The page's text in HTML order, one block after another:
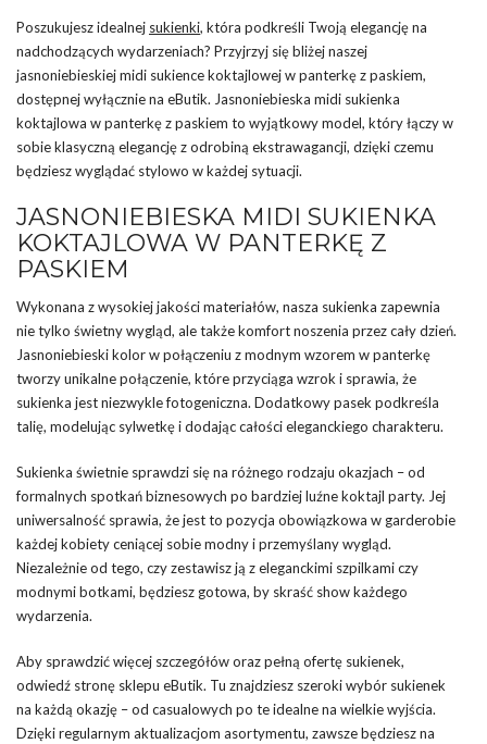
Poszukujesz idealnej sukienki, która podkreśli Twoją elegancję na
nadchodzących wydarzeniach? Przyjrzyj się bliżej naszej
jasnoniebieskiej midi sukience koktajlowej w panterkę z paskiem,
dostępnej wyłącznie na eButik. Jasnoniebieska midi sukienka
koktajlowa w panterkę z paskiem to wyjątkowy model, który łączy w
sobie klasyczną elegancję z odrobiną ekstrawagancji, dzięki czemu
będziesz wyglądać stylowo w każdej sytuacji.
JASNONIEBIESKA MIDI SUKIENKA
KOKTAJLOWA W PANTERKĘ Z
PASKIEM
Wykonana z wysokiej jakości materiałów, nasza sukienka zapewnia
nie tylko świetny wygląd, ale także komfort noszenia przez cały dzień.
Jasnoniebieski kolor w połączeniu z modnym wzorem w panterkę
tworzy unikalne połączenie, które przyciąga wzrok i sprawia, że
sukienka jest niezwykle fotogeniczna. Dodatkowy pasek podkreśla
talię, modelując sylwetkę i dodając całości eleganckiego charakteru.
Sukienka świetnie sprawdzi się na różnego rodzaju okazjach – od
formalnych spotkań biznesowych po bardziej luźne koktajl party. Jej
uniwersalność sprawia, że jest to pozycja obowiązkowa w garderobie
każdej kobiety ceniącej sobie modny i przemyślany wygląd.
Niezależnie od tego, czy zestawisz ją z eleganckimi szpilkami czy
modnymi botkami, będziesz gotowa, by skraść show każdego
wydarzenia.
Aby sprawdzić więcej szczegółów oraz pełną ofertę sukienek,
odwiedź stronę sklepu eButik. Tu znajdziesz szeroki wybór sukienek
na każdą okazję – od casualowych po te idealne na wielkie wyjścia.
Dzięki regularnym aktualizacjom asortymentu, zawsze będziesz na